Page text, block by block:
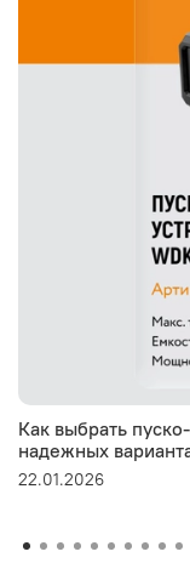
Как выбрать
надежных
22.01.2026